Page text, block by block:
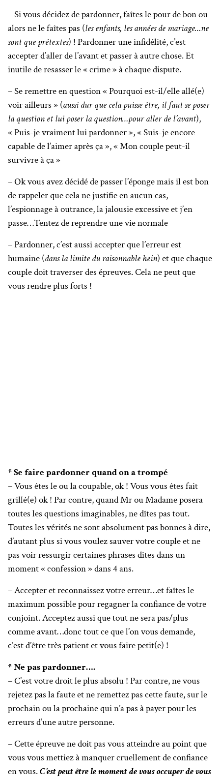
– Si vous décidez de pardonner, faîtes le pour de bon ou
alors ne le faîtes pas (les enfants, les années de mariage…ne
sont que prétextes) ! Pardonner une infidélité, c’est
accepter d’aller de l’avant et passer à autre chose. Et
inutile de resasser le « crime » à chaque dispute.
– Se remettre en question « Pourquoi est-il/elle allé(e)
voir ailleurs » (aussi dur que cela puisse être, il faut se poser
la question et lui poser la question…pour aller de l’avant),
« Puis-je vraiment lui pardonner », « Suis-je encore
capable de l’aimer après ça », « Mon couple peut-il
survivre à ça »
– Ok vous avez décidé de passer l’éponge mais il est bon
de rappeler que cela ne justifie en aucun cas,
l’espionnage à outrance, la jalousie excessive et j’en
passe…Tentez de reprendre une vie normale
– Pardonner, c’est aussi accepter que l’erreur est
humaine (dans la limite du raisonnable hein) et que chaque
couple doit traverser des épreuves. Cela ne peut que
vous rendre plus forts !
* Se faire pardonner quand on a trompé
– Vous êtes le ou la coupable, ok ! Vous vous êtes fait
grillé(e) ok ! Par contre, quand Mr ou Madame posera
toutes les questions imaginables, ne dîtes pas tout.
Toutes les vérités ne sont absolument pas bonnes à dire,
d’autant plus si vous voulez sauver votre couple et ne
pas voir ressurgir certaines phrases dîtes dans un
moment « confession » dans 4 ans.
– Accepter et reconnaissez votre erreur…et faîtes le
maximum possible pour regagner la confiance de votre
conjoint. Acceptez aussi que tout ne sera pas/plus
comme avant…donc tout ce que l’on vous demande,
c’est d’être très patient et vous faire petit(e) !
* Ne pas pardonner….
– C’est votre droit le plus absolu ! Par contre, ne vous
rejetez pas la faute et ne remettez pas cette faute, sur le
prochain ou la prochaine qui n’a pas à payer pour les
erreurs d’une autre personne.
– Cette épreuve ne doit pas vous atteindre au point que
vous vous mettiez à manquer cruellement de confiance
en vous.C’est peut être le moment de vous occuper de vous